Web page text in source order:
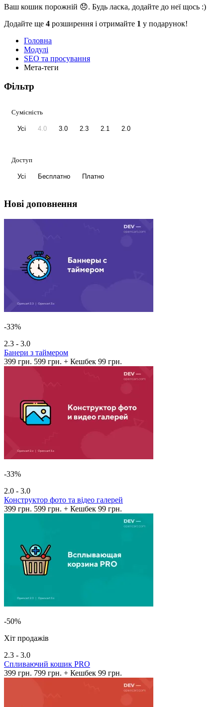
Ваш кошик порожній 😞. Будь ласка, додайте до неї щось :)
Додайте ще 4 розширення і отримайте 1 у подарунок!
Головна
Модулі
SEO та просування
Мета-теги
Фільтр
Сумісність
Усі 4.0 3.0 2.3 2.1 2.0
Доступ
Усі Бесплатно Платно
Нові доповнення
-33%
2.3 - 3.0
Банери з таймером
399 грн. 599 грн. + Кешбек 99 грн.
-33%
2.0 - 3.0
Конструктор фото та відео галерей
399 грн. 599 грн. + Кешбек 99 грн.
-50%
Хіт продажів
2.3 - 3.0
Спливаючий кошик PRO
399 грн. 799 грн. + Кешбек 99 грн.